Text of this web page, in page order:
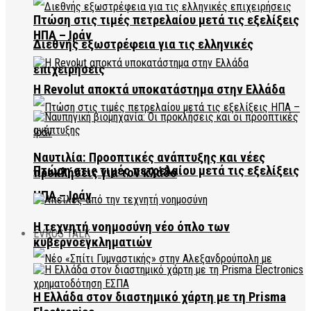
Διεθνής εξωστρέφεια για τις ελληνικές
επιχειρήσεις
Πτώση στις τιμές πετρελαίου μετά τις εξελίξεις
ΗΠΑ – Ιράν
EVROS TALK
Πτώση στις τιμές πετρελαίου μετά τις εξελίξεις
ΗΠΑ – Ιράν
Η Revolut αποκτά υποκατάστημα στην Ελλάδα
Ναυτιλία: Προοπτικές ανάπτυξης και νέες
προκλήσεις για τον κλάδο
Η τεχνητή νοημοσύνη νέο όπλο των
κυβερνοεγκληματιών
Η Ελλάδα στον διαστημικό χάρτη με τη Prisma